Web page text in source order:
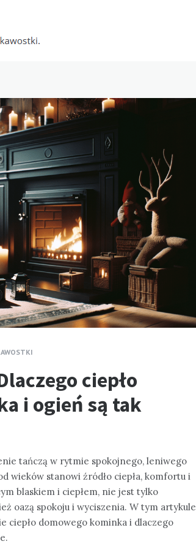
ciepło
i ogień są tak
tańczą w rytmie spokojnego, leniwego
wieków stanowi źródło ciepła, komfortu i
blaskiem i ciepłem, nie jest tylko
oazą spokoju i wyciszenia. W tym artykule
ciepło domowego kominka i dlaczego